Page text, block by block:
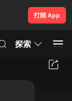
打開 App
探索